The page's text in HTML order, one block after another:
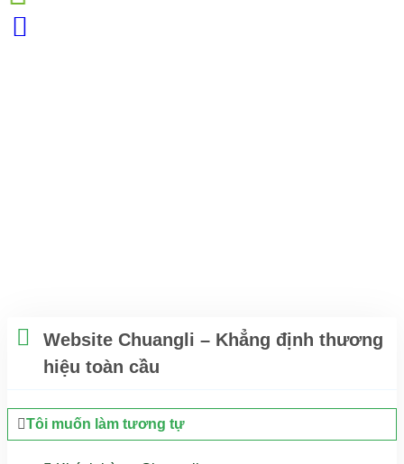
Website Chuangli – Khẳng định thương
hiệu toàn cầu
Tôi muốn làm tương tự